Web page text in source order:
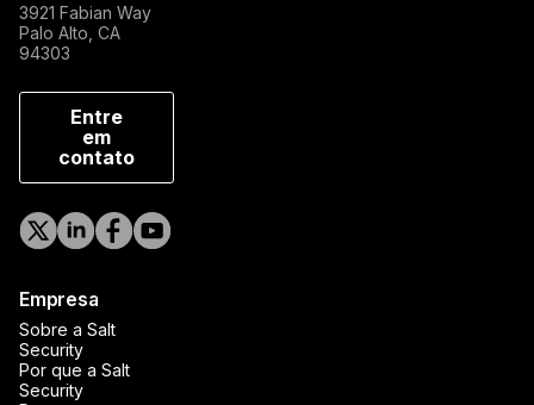
3921 Fabian Way
Palo Alto, CA
94303
Entre
em
contato
Empresa
Sobre a Salt
Security
Por que a Salt
Security